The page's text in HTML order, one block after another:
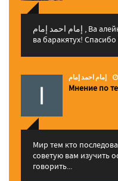
إمام احمد إمام , Ва алейкум ассалам ва рахматуЛлахи
ва баракятух!
إمام احمد إمام
Мнение по
Мир тем кто
советую вам изучить
говорить...